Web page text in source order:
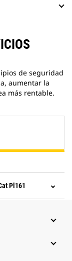
de seguridad
aumentar la
más rentable.
Pl161